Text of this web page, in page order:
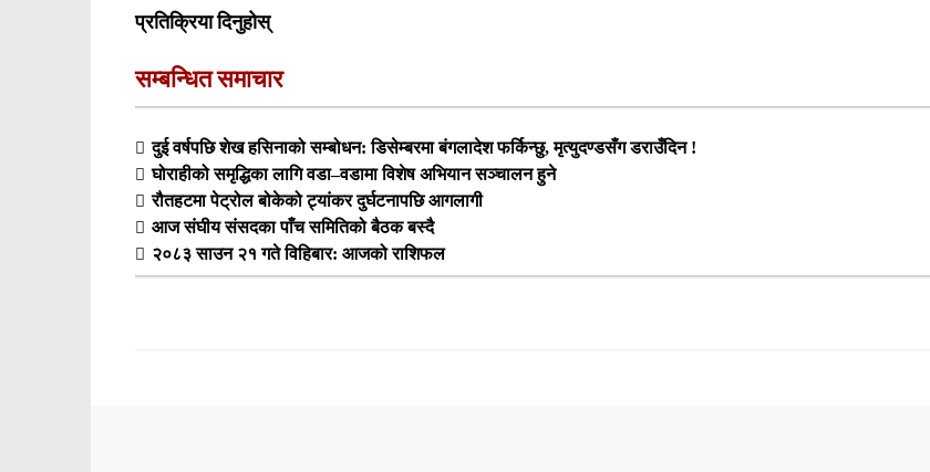
प्रतिक्रिया दिनुहोस्
सम्बन्धित समाचार
दुई वर्षपछि शेख हसिनाको सम्बोधन: डिसेम्बरमा बंगलादेश फर्किन्छु, मृत्युदण्डसँग डराउँदिन !
घोराहीको समृद्धिका लागि वडा–वडामा विशेष अभियान सञ्चालन हुने
रौतहटमा पेट्रोल बोकेको ट्यांकर दुर्घटनापछि आगलागी
आज संघीय संसदका पाँच समितिको बैठक बस्दै
२०८३ साउन २१ गते विहिबार: आजको राशिफल